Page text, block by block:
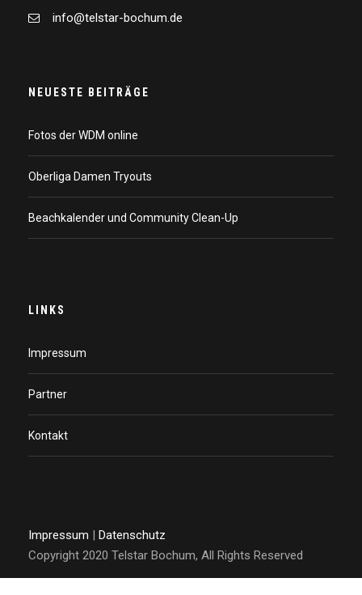
info@telstar-bochum.de
NEUESTE BEITRÄGE
Fotos der WDM online
Oberliga Damen Tryouts
Beachkalender und Community Clean-Up
LINKS
Impressum
Partner
Kontakt
Impressum | Datenschutz
Copyright 2020 Telstar Bochum, All Rights Reserved